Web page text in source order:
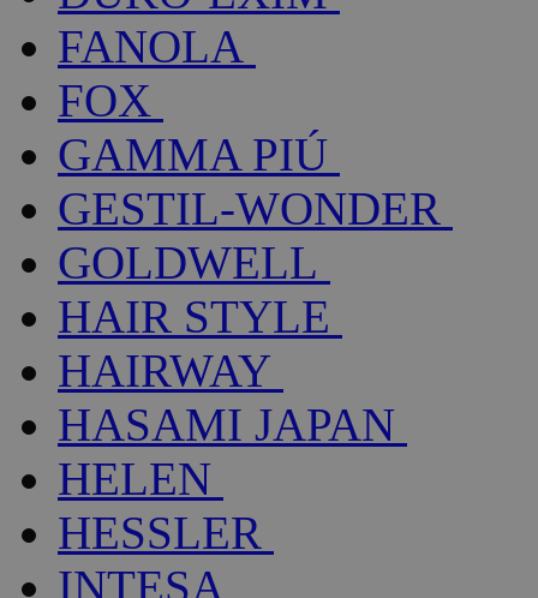
FANOLA
FOX
GAMMA PIÚ
GESTIL-WONDER
GOLDWELL
HAIR STYLE
HAIRWAY
HASAMI JAPAN
HELEN
HESSLER
INTESA